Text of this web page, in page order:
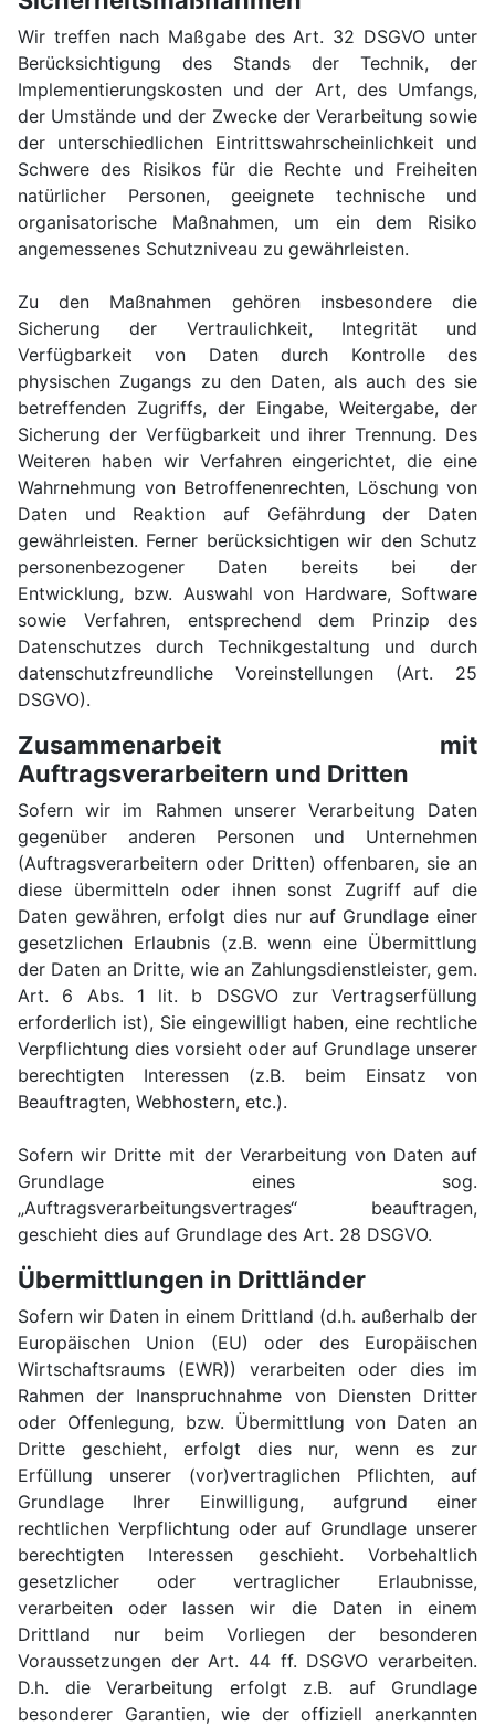
Wir treffen nach Maßgabe des Art. 32 DSGVO unter
Berücksichtigung des Stands der Technik, der
Implementierungskosten und der Art, des Umfangs,
der Umstände und der Zwecke der Verarbeitung sowie
der unterschiedlichen Eintrittswahrscheinlichkeit und
Schwere des Risikos für die Rechte und Freiheiten
natürlicher Personen, geeignete technische und
organisatorische Maßnahmen, um ein dem Risiko
angemessenes Schutzniveau zu gewährleisten.
Zu den Maßnahmen gehören insbesondere die
Sicherung der Vertraulichkeit, Integrität und
Verfügbarkeit von Daten durch Kontrolle des
physischen Zugangs zu den Daten, als auch des sie
betreffenden Zugriffs, der Eingabe, Weitergabe, der
Sicherung der Verfügbarkeit und ihrer Trennung. Des
Weiteren haben wir Verfahren eingerichtet, die eine
Wahrnehmung von Betroffenenrechten, Löschung von
Daten und Reaktion auf Gefährdung der Daten
gewährleisten. Ferner berücksichtigen wir den Schutz
personenbezogener Daten bereits bei der
Entwicklung, bzw. Auswahl von Hardware, Software
sowie Verfahren, entsprechend dem Prinzip des
Datenschutzes durch Technikgestaltung und durch
datenschutzfreundliche Voreinstellungen (Art. 25
DSGVO).
Zusammenarbeit mit
Auftragsverarbeitern und Dritten
Sofern wir im Rahmen unserer Verarbeitung Daten
gegenüber anderen Personen und Unternehmen
(Auftragsverarbeitern oder Dritten) offenbaren, sie an
diese übermitteln oder ihnen sonst Zugriff auf die
Daten gewähren, erfolgt dies nur auf Grundlage einer
gesetzlichen Erlaubnis (z.B. wenn eine Übermittlung
der Daten an Dritte, wie an Zahlungsdienstleister, gem.
Art. 6 Abs. 1 lit. b DSGVO zur Vertragserfüllung
erforderlich ist), Sie eingewilligt haben, eine rechtliche
Verpflichtung dies vorsieht oder auf Grundlage unserer
berechtigten Interessen (z.B. beim Einsatz von
Beauftragten, Webhostern, etc.).
Sofern wir Dritte mit der Verarbeitung von Daten auf
Grundlage eines sog.
„Auftragsverarbeitungsvertrages“ beauftragen,
geschieht dies auf Grundlage des Art. 28 DSGVO.
Übermittlungen in Drittländer
Sofern wir Daten in einem Drittland (d.h. außerhalb der
Europäischen Union (EU) oder des Europäischen
Wirtschaftsraums (EWR)) verarbeiten oder dies im
Rahmen der Inanspruchnahme von Diensten Dritter
oder Offenlegung, bzw. Übermittlung von Daten an
Dritte geschieht, erfolgt dies nur, wenn es zur
Erfüllung unserer (vor)vertraglichen Pflichten, auf
Grundlage Ihrer Einwilligung, aufgrund einer
rechtlichen Verpflichtung oder auf Grundlage unserer
berechtigten Interessen geschieht. Vorbehaltlich
gesetzlicher oder vertraglicher Erlaubnisse,
verarbeiten oder lassen wir die Daten in einem
Drittland nur beim Vorliegen der besonderen
Voraussetzungen der Art. 44 ff. DSGVO verarbeiten.
D.h. die Verarbeitung erfolgt z.B. auf Grundlage
besonderer Garantien, wie der offiziell anerkannten